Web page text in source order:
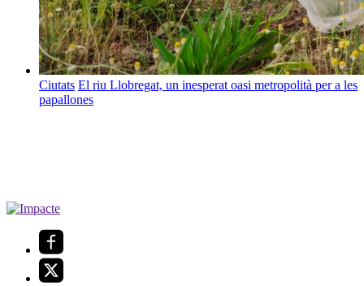
Ciutats El riu Llobregat, un inesperat oasi metropolità per a les
papallones